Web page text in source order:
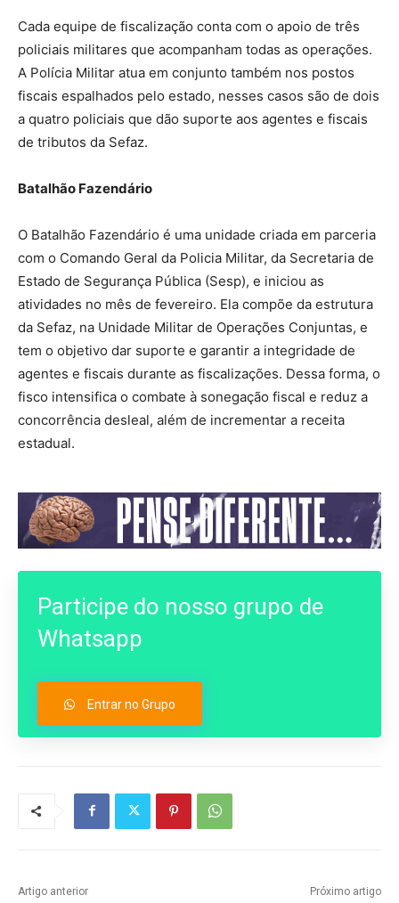
Cada equipe de fiscalização conta com o apoio de três
policiais militares que acompanham todas as operações.
A Polícia Militar atua em conjunto também nos postos
fiscais espalhados pelo estado, nesses casos são de dois
a quatro policiais que dão suporte aos agentes e fiscais
de tributos da Sefaz.
Batalhão Fazendário
O Batalhão Fazendário é uma unidade criada em parceria
com o Comando Geral da Policia Militar, da Secretaria de
Estado de Segurança Pública (Sesp), e iniciou as
atividades no mês de fevereiro. Ela compõe da estrutura
da Sefaz, na Unidade Militar de Operações Conjuntas, e
tem o objetivo dar suporte e garantir a integridade de
agentes e fiscais durante as fiscalizações. Dessa forma, o
fisco intensifica o combate à sonegação fiscal e reduz a
concorrência desleal, além de incrementar a receita
estadual.
Participe do nosso grupo de
Whatsapp
Entrar no Grupo
Artigo anterior Próximo artigo